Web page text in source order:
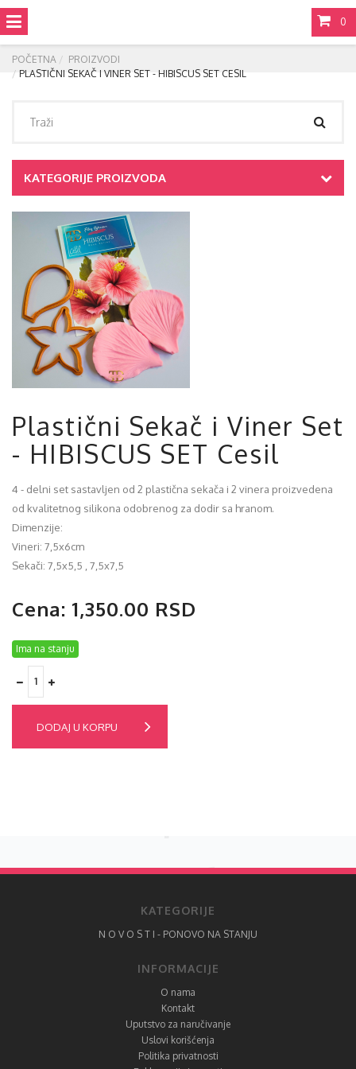
0
POČETNA
PROIZVODI
PLASTIČNI SEKAČ I VINER SET - HIBISCUS SET CESIL
KATEGORIJE PROIZVODA
Plastični Sekač i Viner Set
- HIBISCUS SET Cesil
4 - delni set sastavljen od 2 plastična sekača i 2 vinera proizvedena
od kvalitetnog silikona odobrenog za dodir sa hranom.
Dimenzije:
Vineri: 7,5x6cm
Sekači: 7,5x5,5 , 7,5x7,5
Cena: 1,350.00 RSD
Ima na stanju
DODAJ U KORPU
KATEGORIJE
N O V O S T I - PONOVO NA STANJU
INFORMACIJE
O nama
Kontakt
Uputstvo za naručivanje
Uslovi korišćenja
Politika privatnosti